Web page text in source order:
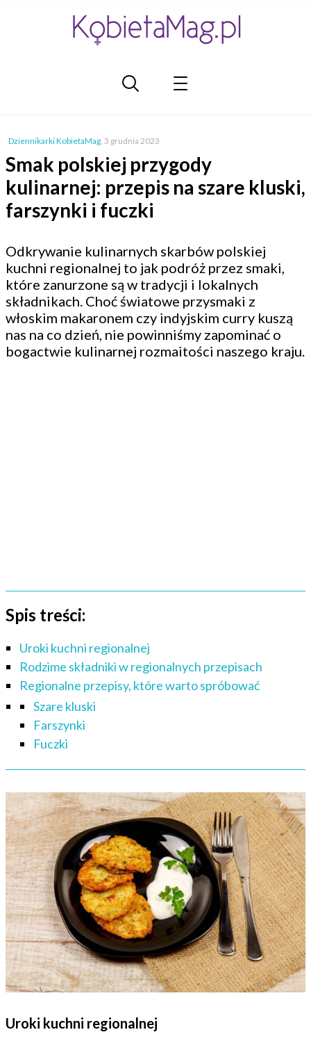
Dziennikarki KobietaMag, 3 grudnia 2023
Smak polskiej przygody
kulinarnej: przepis na szare kluski,
farszynki i fuczki
Odkrywanie kulinarnych skarbów polskiej
kuchni regionalnej to jak podróż przez smaki,
które zanurzone są w tradycji i lokalnych
składnikach. Choć światowe przysmaki z
włoskim makaronem czy indyjskim curry kuszą
nas na co dzień, nie powinniśmy zapominać o
bogactwie kulinarnej rozmaitości naszego kraju.
Spis treści:
Uroki kuchni regionalnej
Rodzime składniki w regionalnych przepisach
Regionalne przepisy, które warto spróbować
Szare kluski
Farszynki
Fuczki
Uroki kuchni regionalnej